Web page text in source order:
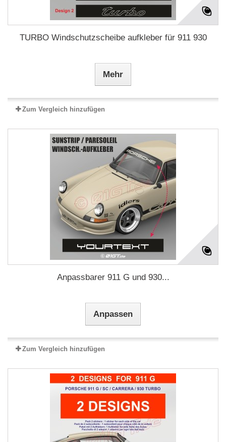
TURBO Windschutzscheibe aufkleber für 911 930
Mehr
Zum Vergleich hinzufügen
Anpassbarer 911 G und 930...
Anpassen
Zum Vergleich hinzufügen